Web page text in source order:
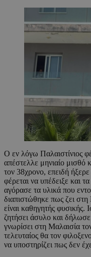
Ο εν λόγω Παλαιστίνιος
απέστελλε μηνιαίο μισθό
τον 38χρονο, επειδή
φέρεται να υπέδειξε και
αγόρασε τα υλικά που
διαπιστώθηκε πως ζει
είναι καθηγητής
ζητήσει άσυλο και δήλωσε
γνωρίσει στη Μαλαισία
τελευταίος θα τον
να υποστηρίζει πως δεν